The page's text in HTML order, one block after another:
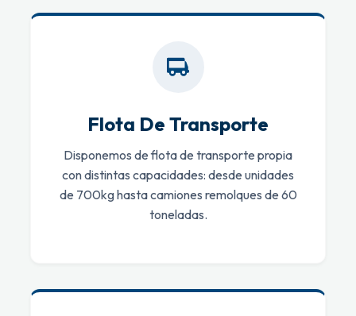
Flota De Transporte
Disponemos de flota de transporte propia
con distintas capacidades: desde unidades
de 700kg hasta camiones remolques de 60
toneladas.